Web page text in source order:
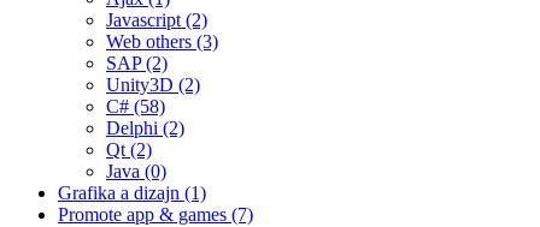
Javascript (2)
Web others (3)
SAP(2)
Unity3D (2)
C# (58)
Delphi (2)
Qt (2)
Java (0)
Grafika a dizajn (1)
Promote app & games (7)